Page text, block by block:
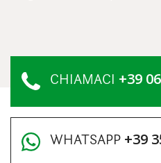
CHIAMACI +39
WHATSAPP +39